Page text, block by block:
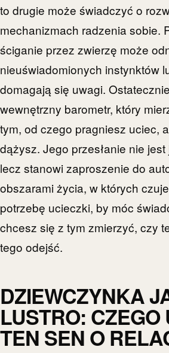
to drugie może świadczyć o
mechanizmach radzenia sobie.
ściganie przez zwierzę może
nieuświadomionych instynktów
domagają się uwagi.
wewnętrzny barometr, który
tym, od czego pragniesz uciec,
dążysz. Jego przesłanie nie
lecz stanowi zaproszenie do
obszarami życia, w których
potrzebę ucieczki, by móc
chcesz się z tym zmierzyć, czy
tego odejść.
DZIEWCZYNKA
LUSTRO: CZEGO
TEN SEN O